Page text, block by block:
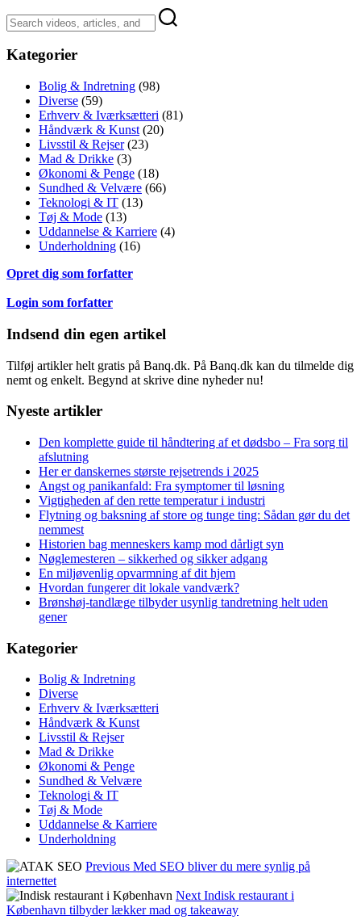
Kategorier
Bolig & Indretning (98)
Diverse (59)
Erhverv & Iværksætteri (81)
Håndværk & Kunst (20)
Livsstil & Rejser(23)
Mad & Drikke (3)
Økonomi & Penge (18)
Sundhed & Velvære (66)
Teknologi & IT (13)
Tøj & Mode (13)
Uddannelse & Karriere (4)
Underholdning (16)
Opret dig som forfatter
Login som forfatter
Indsend din egen artikel
Tilføj artikler helt gratis på Banq.dk. På Banq.dk kan du tilmelde dig
nemt og enkelt. Begynd at skrive dine nyheder nu!
Nyeste artikler
Den komplette guide til håndtering af et dødsbo – Fra sorg til
afslutning
Her er danskernes største rejsetrends i 2025
Angst og panikanfald: Fra symptomer til løsning
Vigtigheden af den rette temperatur i industri
Flytning og baksning af store og tunge ting: Sådan gør du det
nemmest
Historien bag menneskers kamp mod dårligt syn
Nøglemesteren – sikkerhed og sikker adgang
En miljøvenlig opvarmning af dit hjem
Hvordan fungerer dit lokale vandværk?
Brønshøj-tandlæge tilbyder usynlig tandretning helt uden
gener
Kategorier
Bolig & Indretning
Diverse
Erhverv & Iværksætteri
Håndværk & Kunst
Livsstil & Rejser
Mad & Drikke
Økonomi & Penge
Sundhed & Velvære
Teknologi & IT
Tøj & Mode
Uddannelse & Karriere
Underholdning
Previous Med SEO bliver du mere synlig på
internettet
Next Indisk restaurant i
København tilbyder lækker mad og takeaway